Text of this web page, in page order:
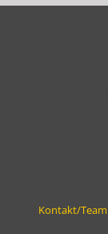
Kontakt/Team